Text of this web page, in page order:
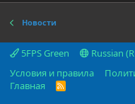
Новости
5FPS Green
Russian
Условия и правила
Главная
R